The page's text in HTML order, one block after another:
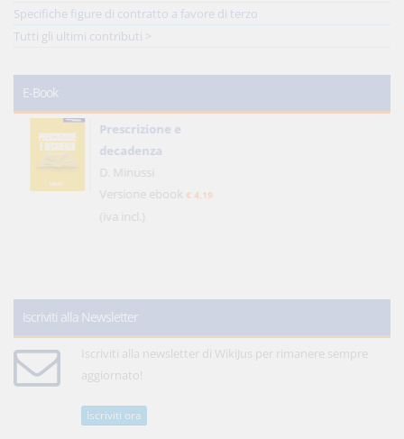
Specifiche figure di contratto a favore di terzo
Tutti gli ultimi contributi >
E-Book
Prescrizione e
decadenza
D. Minussi
Versione ebook € 4,19
(iva incl.)
Iscriviti alla Newsletter
Iscriviti alla newsletter di WikiJus per rimanere sempre
aggiornato!
Iscriviti ora